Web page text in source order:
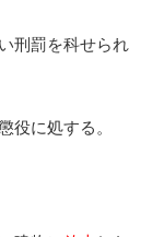
刑罰を科せられ
に処する。